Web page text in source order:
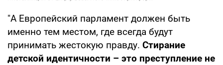
"А Европейский парламент должен быть
именно тем местом, где всегда будут
принимать жестокую правду. Стирание
детской идентичности – это преступление не